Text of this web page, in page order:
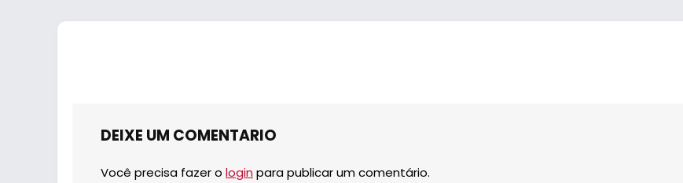
DEIXE UM COMENTARIO
Você precisa fazer o login para publicar um comentário.